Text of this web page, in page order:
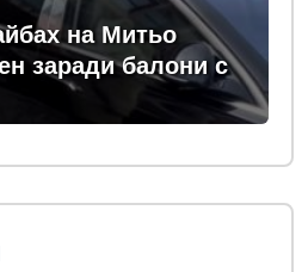
на Митьо
заради балони с